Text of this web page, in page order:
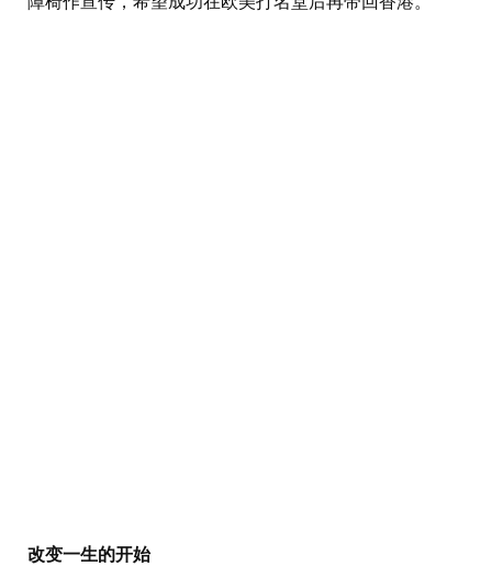
改变一生的开始